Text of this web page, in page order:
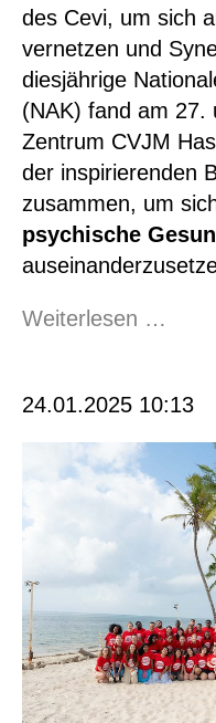
des Cevi, um sich
vernetzen und
diesjährige
(NAK) fand am 27.
Zentrum CVJM
der inspirierenden
zusammen, um
psychische
Weiterlesen …
24.01.2025 10:13